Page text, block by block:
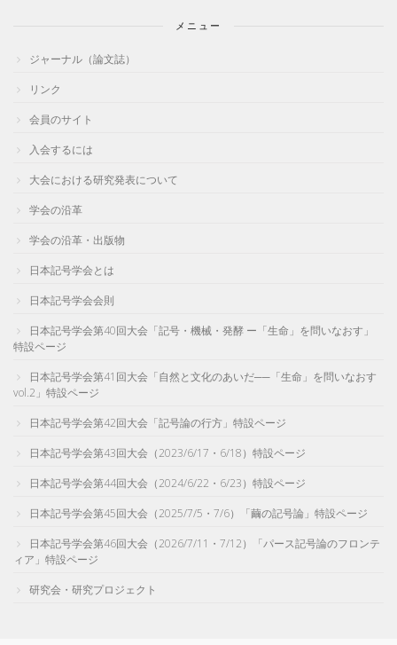
メニュー
ジャーナル（論文誌）
リンク
会員のサイト
入会するには
大会における研究発表について
学会の沿革
学会の沿革・出版物
日本記号学会とは
日本記号学会会則
日本記号学会第40回大会「記号・機械・発酵 ー「生命」を問いなおす」
特設ページ
日本記号学会第41回大会「自然と文化のあいだ──「生命」を問いなおす
vol.2」特設ページ
日本記号学会第42回大会「記号論の行方」特設ページ
日本記号学会第43回大会（2023/6/17・6/18）特設ページ
日本記号学会第44回大会（2024/6/22・6/23）特設ページ
日本記号学会第45回大会（2025/7/5・7/6）「繭の記号論」特設ページ
日本記号学会第46回大会（2026/7/11・7/12）「パース記号論のフロンテ
ィア」特設ページ
研究会・研究プロジェクト